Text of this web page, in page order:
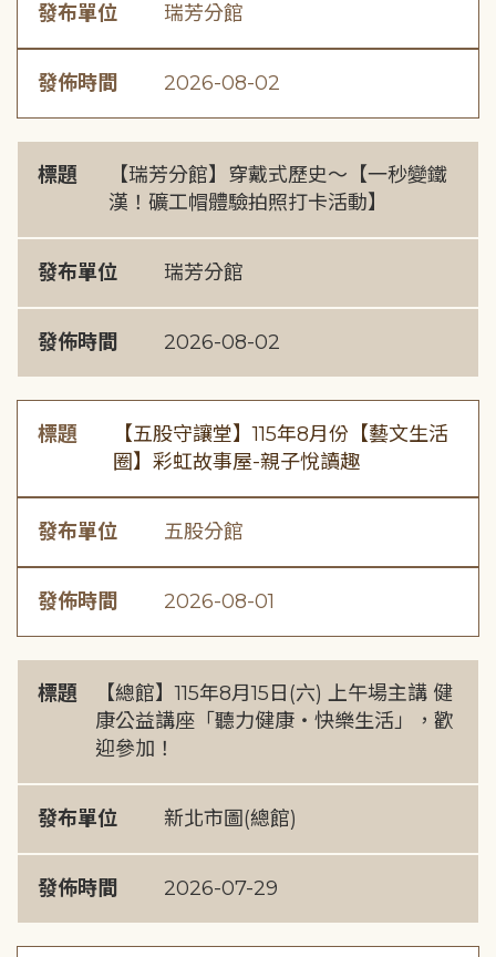
發布單位 瑞芳分館
發佈時間 2026-08-02
標題
【瑞芳分館】穿戴式歷史〜【一秒變鐵
漢！礦工帽體驗拍照打卡活動】
發布單位 瑞芳分館
發佈時間 2026-08-02
標題
【五股守讓堂】115年8月份【藝文生活
圈】彩虹故事屋-親子悅讀趣
發布單位 五股分館
發佈時間 2026-08-01
標題
【總館】115年8月15日(六) 上午場主講 健
康公益講座「聽力健康・快樂生活」，歡
迎參加！
發布單位 新北市圖(總館)
發佈時間 2026-07-29